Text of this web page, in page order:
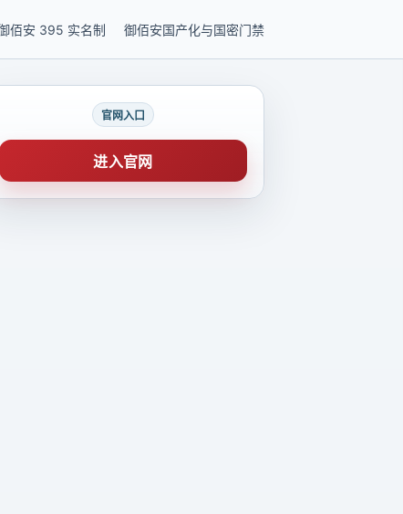
佰安 395 实名制 御佰安国产化与国密门禁
官网入口
进入官网